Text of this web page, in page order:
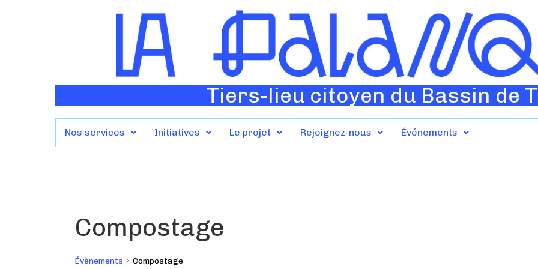
Tiers-lieu citoyen du Bassin de
Nos services Initiatives Le projet Rejoignez-nous Événements
Compostage
Évènements Compostage